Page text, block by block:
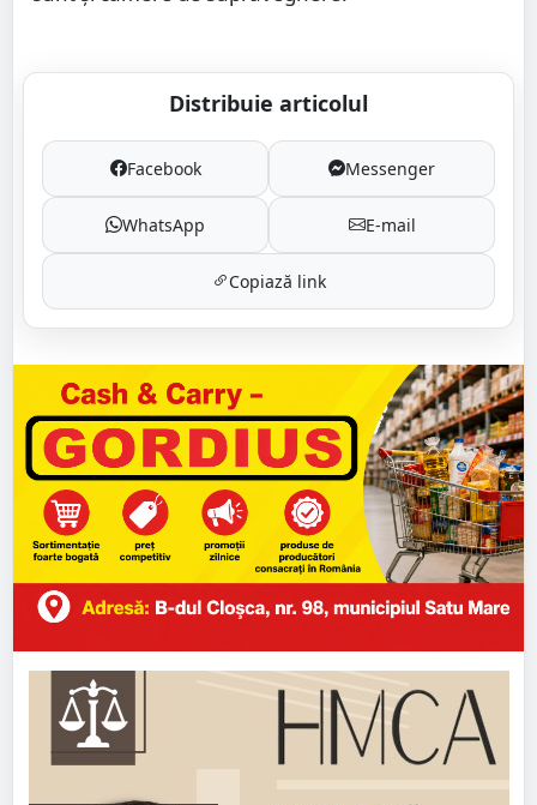
Distribuie articolul
Facebook Messenger
WhatsApp E-mail
Copiază link